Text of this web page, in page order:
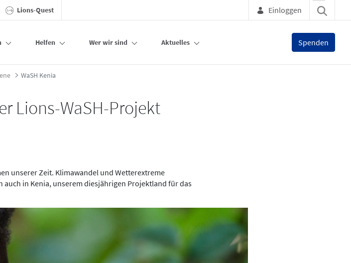
Lions-Quest Einloggen
Helfen Wer wir sind Aktuelles Spenden
WaSH Kenia
Lions-WaSH-Projekt
unserer Zeit. Klimawandel und Wetterextreme
auch in Kenia, unserem diesjährigen Projektland für das